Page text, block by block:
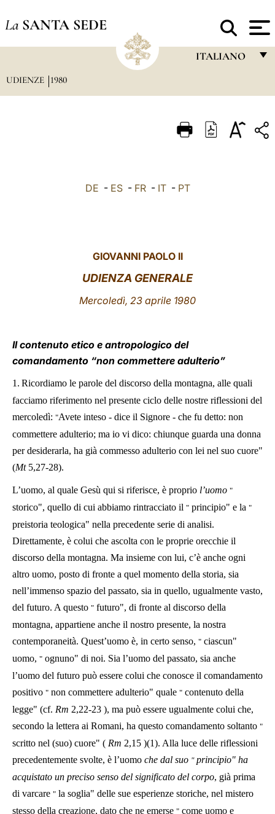
La SANTA SEDE
ITALIANO
ITALIANO
LATINE
UDIENZE 1980
DE - ES- FR- IT- PT
GIOVANNI PAOLO II
UDIENZA GENERALE
Mercoledì, 23 aprile 1980
Il contenuto etico e antropologico del
comandamento “non commettere adulterio”
1. Ricordiamo le parole del discorso della montagna, alle quali
facciamo riferimento nel presente ciclo delle nostre riflessioni del
mercoledì: "Avete inteso - dice il Signore - che fu detto: non
commettere adulterio; ma io vi dico: chiunque guarda una donna
per desiderarla, ha già commesso adulterio con lei nel suo cuore"
(Mt5,27-28).
L’uomo, al quale Gesù qui si riferisce, è proprio l’uomo "
storico", quello di cui abbiamo rintracciato il " principio" e la "
preistoria teologica" nella precedente serie di analisi.
Direttamente, è colui che ascolta con le proprie orecchie il
discorso della montagna. Ma insieme con lui, c’è anche ogni
altro uomo, posto di fronte a quel momento della storia, sia
nell’immenso spazio del passato, sia in quello, ugualmente vasto,
del futuro. A questo " futuro", di fronte al discorso della
montagna, appartiene anche il nostro presente, la nostra
contemporaneità. Quest’uomo è, in certo senso, " ciascun"
uomo, " ognuno" di noi. Sia l’uomo del passato, sia anche
l’uomo del futuro può essere colui che conosce il comandamento
positivo " non commettere adulterio" quale " contenuto della
legge" (cf. Rm 2,22-23 ), ma può essere ugualmente colui che,
secondo la lettera ai Romani, ha questo comandamento soltanto "
scritto nel (suo) cuore" ( Rm 2,15 )(1). Alla luce delle riflessioni
precedentemente svolte, è l’uomo che dal suo " principio" ha
acquistato un preciso senso del significato del corpo, già prima
di varcare " la soglia" delle sue esperienze storiche, nel mistero
stesso della creazione, dato che ne emerse " come uomo e